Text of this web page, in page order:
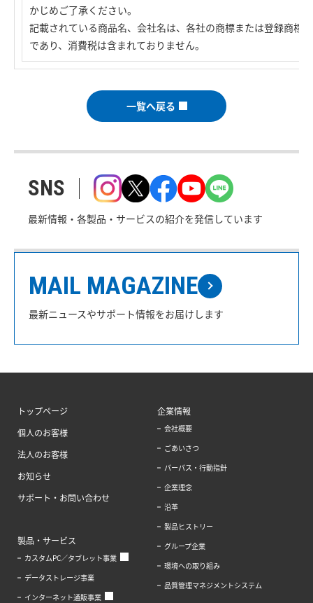
かじめご了承ください。
記載されている商品名、会社名は、各社の商標または登録商標
であり、消費税は含まれておりません。
一覧へ戻る
SNS
最新情報・各製品・サービスの紹介を発信しています
MAIL MAGAZINE
最新ニュースやサポート情報をお届けします
トップページ
個人のお客様
法人のお客様
お知らせ
サポート・お問い合わせ
製品・サービス
カスタムPC／タブレット事業
データストレージ事業
インターネット通販事業
企業情報
会社概要
ごあいさつ
パーパス・行動指針
企業理念
沿革
製品ヒストリー
グループ企業
環境への取り組み
品質管理マネジメントシステム